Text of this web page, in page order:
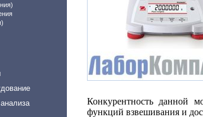
Конкурентность данной
функций взвешивания и